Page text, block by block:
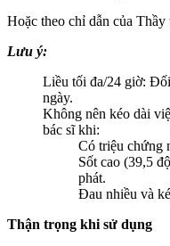
Hoặc theo chỉ dẫn của Thầy
Lưu ý:
Liều tối đa/24 giờ:
ngày.
Không nên kéo dài
bác sĩ khi:
Có triệu chứng
Sốt cao (39,5
phát.
Đau nhiều và
Thận trọng khi sử dụng